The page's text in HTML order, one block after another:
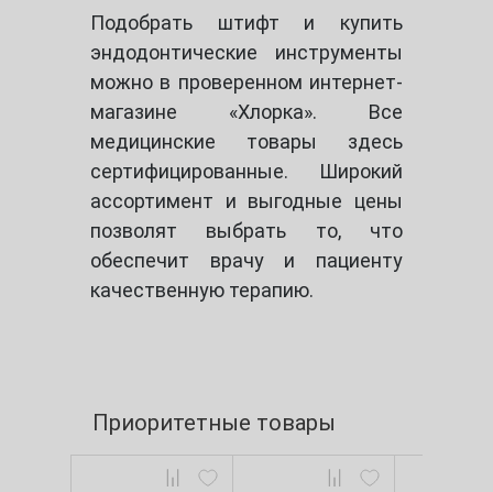
Подобрать штифт и купить
эндодонтические инструменты
можно в проверенном интернет-
магазине «Хлорка». Все
медицинские товары здесь
сертифицированные. Широкий
ассортимент и выгодные цены
позволят выбрать то, что
обеспечит врачу и пациенту
качественную терапию.
Приоритетные товары